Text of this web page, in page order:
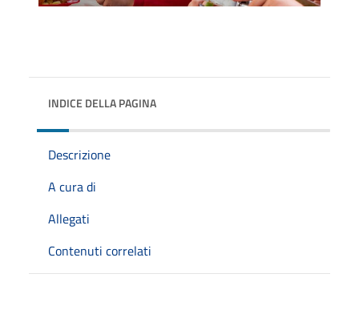
INDICE DELLA PAGINA
Descrizione
A cura di
Allegati
Contenuti correlati